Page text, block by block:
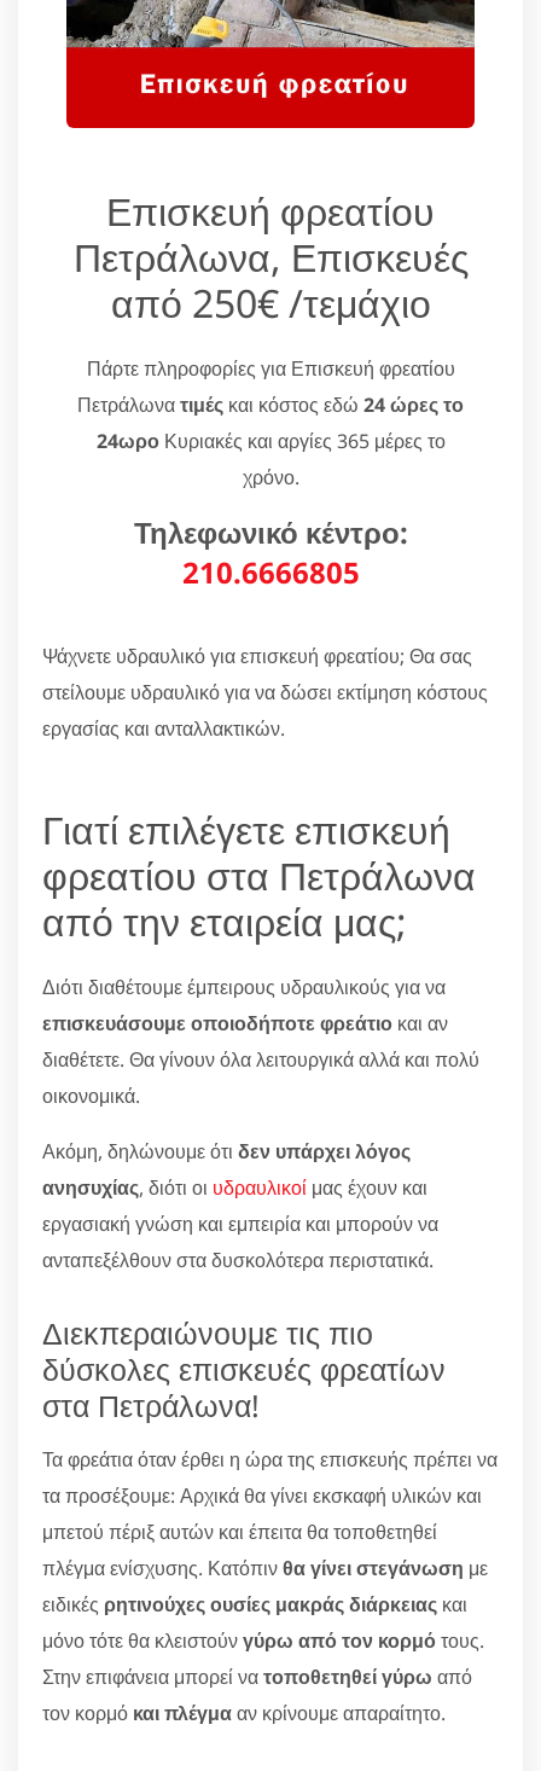
Επισκευή φρεατίου
Πετράλωνα, Επισκευές
από 250€ /τεμάχιο
Πάρτε πληροφορίες για Επισκευή φρεατίου
Πετράλωνατιμές και κόστος εδώ 24 ώρες το
24ωροΚυριακές και αργίες 365 μέρες το
χρόνο.
Τηλεφωνικό κέντρο:
210.6666805
Ψάχνετε υδραυλικό για επισκευή φρεατίου; Θα σας
στείλουμε υδραυλικό για να δώσει εκτίμηση κόστους
εργασίας και ανταλλακτικών.
Γιατί επιλέγετε επισκευή
φρεατίου στα Πετράλωνα
από την εταιρεία μας;
Διότι διαθέτουμε έμπειρους υδραυλικούς για να
επισκευάσουμε οποιοδήποτε φρεάτιο και αν
διαθέτετε. Θα γίνουν όλα λειτουργικά αλλά και πολύ
οικονομικά.
Ακόμη, δηλώνουμε ότι δεν υπάρχει λόγος
ανησυχίας, διότι οι υδραυλικοί μας έχουν και
εργασιακή γνώση και εμπειρία και μπορούν να
ανταπεξέλθουν στα δυσκολότερα περιστατικά.
Διεκπεραιώνουμε τις πιο
δύσκολες επισκευές φρεατίων
στα Πετράλωνα!
Τα φρεάτια όταν έρθει η ώρα της επισκευής πρέπει να
τα προσέξουμε: Αρχικά θα γίνει εκσκαφή υλικών και
μπετού πέριξ αυτών και έπειτα θα τοποθετηθεί
πλέγμα ενίσχυσης. Κατόπινθα γίνει στεγάνωση με
ειδικές ρητινούχες ουσίες μακράς διάρκειας και
μόνο τότε θα κλειστούνγύρω από τον κορμότους.
Στην επιφάνεια μπορεί νατοποθετηθεί γύρω από
τον κορμό και πλέγμααν κρίνουμε απαραίτητο.